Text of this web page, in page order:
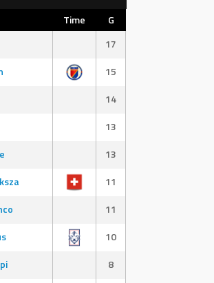
Time
G
17
15
14
13
13
11
11
10
8